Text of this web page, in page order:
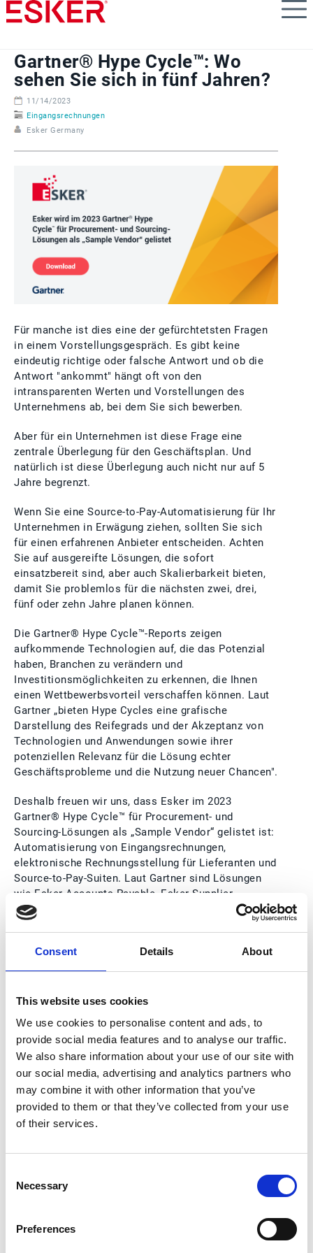
Consent Details About
This website uses cookies
We use cookies to personalise content and ads, to
provide social media features and to analyse our traffic.
We also share information about your use of our site with
our social media, advertising and analytics partners who
may combine it with other information that you’ve
provided to them or that they’ve collected from your use
of their services.
Selection
Necessary
Preferences
Skip
to
content
Gartner® Hype Cycle™: Wo
sehen Sie sich in fünf Jahren?
11/14/2023
Eingangsrechnungen
Esker Germany
Für manche ist dies eine der gefürchtetsten Fragen
in einem Vorstellungsgespräch. Es gibt keine
eindeutig richtige oder falsche Antwort und ob die
Antwort "ankommt" hängt oft von den
intransparenten Werten und Vorstellungen des
Unternehmens ab, bei dem Sie sich bewerben.
Aber für ein Unternehmen ist diese Frage eine
zentrale Überlegung für den Geschäftsplan. Und
natürlich ist diese Überlegung auch nicht nur auf 5
Jahre begrenzt.
Wenn Sie eine Source-to-Pay-Automatisierung für Ihr
Unternehmen in Erwägung ziehen, sollten Sie sich
für einen erfahrenen Anbieter entscheiden. Achten
Sie auf ausgereifte Lösungen, die sofort
einsatzbereit sind, aber auch Skalierbarkeit bieten,
damit Sie problemlos für die nächsten zwei, drei,
fünf oder zehn Jahre planen können.
Die Gartner® Hype Cycle™-Reports zeigen
aufkommende Technologien auf, die das Potenzial
haben, Branchen zu verändern und
Investitionsmöglichkeiten zu erkennen, die Ihnen
einen Wettbewerbsvorteil verschaffen können. Laut
Gartner „bieten Hype Cycles eine grafische
Darstellung des Reifegrads und der Akzeptanz von
Technologien und Anwendungen sowie ihrer
potenziellen Relevanz für die Lösung echter
Geschäftsprobleme und die Nutzung neuer Chancen".
Deshalb freuen wir uns, dass Esker im 2023
Gartner® Hype Cycle™ für Procurement- und
Sourcing-Lösungen als „Sample Vendor“ gelistet ist:
Automatisierung von Eingangsrechnungen,
elektronische Rechnungsstellung für Lieferanten und
Source-to-Pay-Suiten. Laut Gartner sind Lösungen
wie Esker Accounts Payable, Esker Supplier
Management und Esker Sourcing auf dem besten
Weg, das Plateau der Produktivität zu erreichen.
Die Automatisierungslösungen von Esker sorgen
nicht nur für einen reibungsloseren Ablauf und mehr
davon überzeugt, dass Sie dank unseres
der Berücksichtigung des Kundenfeedbacks einen
soliden Geschäftsplan für die nächsten 5, 10 oder
sogar 15 Jahre aufstellen können.
Unternehmen auf der ganzen Welt vertrauen auf die
Hype Cycles von Gartner, um ihre
Technologieentscheidungen zu treffen.
Laden Sie sich Ihrenkostenlosen Reportherunter
ausgezeichnet wurde.